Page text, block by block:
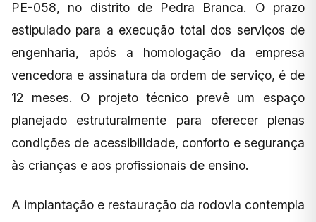
PE-058, no distrito de Pedra Branca. O prazo
estipulado para a execução total dos serviços de
engenharia, após a homologação da empresa
vencedora e assinatura da ordem de serviço, é de
12 meses. O projeto técnico prevê um espaço
planejado estruturalmente para oferecer plenas
condições de acessibilidade, conforto e segurança
às crianças e aos profissionais de ensino.
A implantação e restauração da rodovia contempla